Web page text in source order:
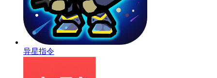
异星指令